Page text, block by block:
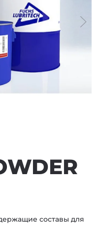
составы для